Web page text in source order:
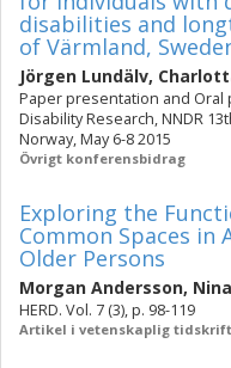
disabilities and
of Värmland,
Jörgen Lundälv,
Paper presentation and
Disability Research, NNDR
Norway, May 6-8 2015
Övrigt konferensbidrag
Exploring the
Common Spaces in
Older Persons
Morgan Andersson,
HERD. Vol. 7 (3), p. 98-119
Artikel i vetenskaplig tidskrift